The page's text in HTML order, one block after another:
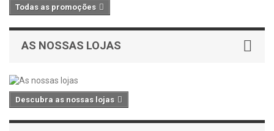
Todas as promoções
AS NOSSAS LOJAS
Descubra as nossas lojas